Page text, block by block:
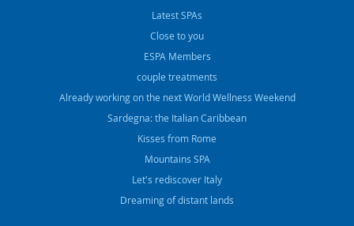
Latest SPAs
Close to you
ESPA Members
couple treatments
Already working on the next World Wellness Weekend
Sardegna: the Italian Caribbean
Kisses from Rome
Mountains SPA
Let's rediscover Italy
Dreaming of distant lands